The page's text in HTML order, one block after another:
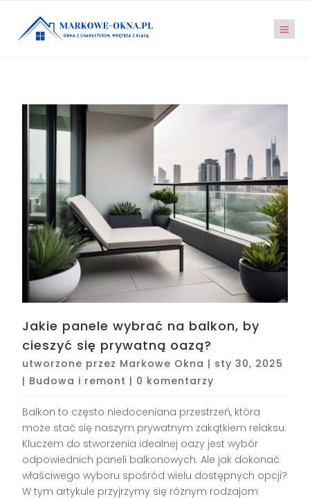
Jakie panele wybrać na balkon, by
cieszyć się prywatną oazą?
utworzone przez Markowe Okna | sty 30, 2025
| Budowa i remont | 0 komentarzy
Balkon to często niedoceniana przestrzeń, która
może stać się naszym prywatnym zakątkiem relaksu.
Kluczem do stworzenia idealnej oazy jest wybór
odpowiednich paneli balkonowych. Ale jak dokonać
właściwego wyboru spośród wielu dostępnych opcji?
W tym artykule przyjrzymy się różnym rodzajom